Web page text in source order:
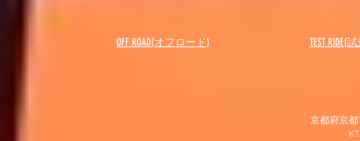
OFF ROAD(オフロード) ​TEST RIDE(
京都府京